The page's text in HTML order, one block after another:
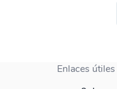
Enlaces útiles